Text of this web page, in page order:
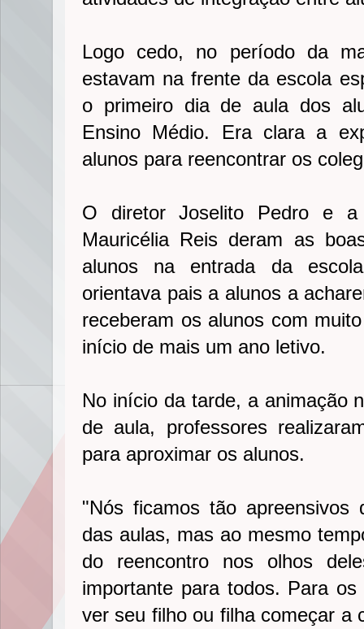
Logo cedo, no período da
estavam na frente da escola
o primeiro dia de aula dos
Ensino Médio. Era clara a
alunos para reencontrar os
O diretor Joselito Pedro e a
Mauricélia Reis deram as
alunos na entrada da
orientava pais a alunos a
receberam os alunos com
início de mais um ano letivo.
No início da tarde, a animação
de aula, professores
para aproximar os alunos.
"Nós ficamos tão
das aulas, mas ao mesmo
do reencontro nos olhos
importante para todos. Para
ver seu filho ou filha começar a